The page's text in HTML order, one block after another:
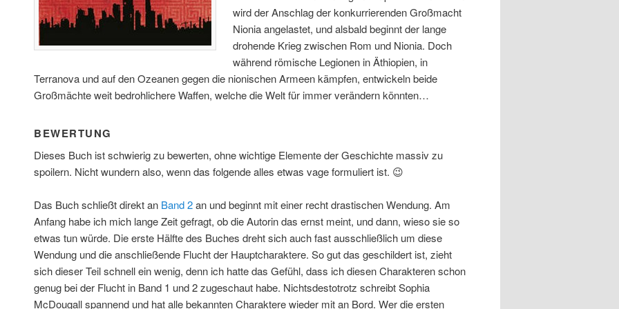
wird der Anschlag der konkurrierenden Großmacht
Nionia angelastet, und alsbald beginnt der lange
drohende Krieg zwischen Rom und Nionia. Doch
während römische Legionen in Äthiopien, in
Terranova und auf den Ozeanen gegen die nionischen Armeen kämpfen, entwickeln beide
Großmächte weit bedrohlichere Waffen, welche die Welt für immer verändern könnten…
BEWERTUNG
Dieses Buch ist schwierig zu bewerten, ohne wichtige Elemente der Geschichte massiv zu
spoilern. Nicht wundern also, wenn das folgende alles etwas vage formuliert ist. 😉
Das Buch schließt direkt an Band 2an und beginnt mit einer recht drastischen Wendung. Am
Anfang habe ich mich lange Zeit gefragt, ob die Autorin das ernst meint, und dann, wieso sie so
etwas tun würde. Die erste Hälfte des Buches dreht sich auch fast ausschließlich um diese
Wendung und die anschließende Flucht der Hauptcharaktere. So gut das geschildert ist, zieht
sich dieser Teil schnell ein wenig, denn ich hatte das Gefühl, dass ich diesen Charakteren schon
genug bei der Flucht in Band 1 und 2 zugeschaut habe. Nichtsdestotrotz schreibt Sophia
McDougall spannend und hat alle bekannten Charaktere wieder mit an Bord. Wer die ersten